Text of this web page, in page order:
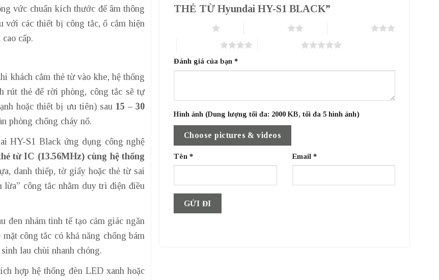
vức chuẩn kích thước đế âm thông
với các thiết bị công tắc, ổ cắm hiện
cấp.
khách cắm thẻ từ vào khe, hệ thống
rút thẻ để rời phòng, công tắc sẽ tự
hoặc thiết bị ưu tiên) sau 15 – 30
phòng chống cháy nổ.
HY-S1 Black ứng dụng công nghệ
từ IC (13.56MHz) cùng hệ thống
danh thiếp, tờ giấy hoặc thẻ từ sai
công tắc nhằm duy trì điện điều
đen nhám tinh tế tạo cảm giác ngăn
công tắc có khả năng chống bám
lau chùi nhanh chóng.
hợp hệ thống đèn LED xanh hoặc
THẺ TỪ Hyundai HY-S1 BLACK”
Đánh giá của bạn*
Hình ảnh (Dung lượng tối đa: 2000 KB, tối đa 5 hình ảnh)
Choose pictures & videos
Tên* Email *